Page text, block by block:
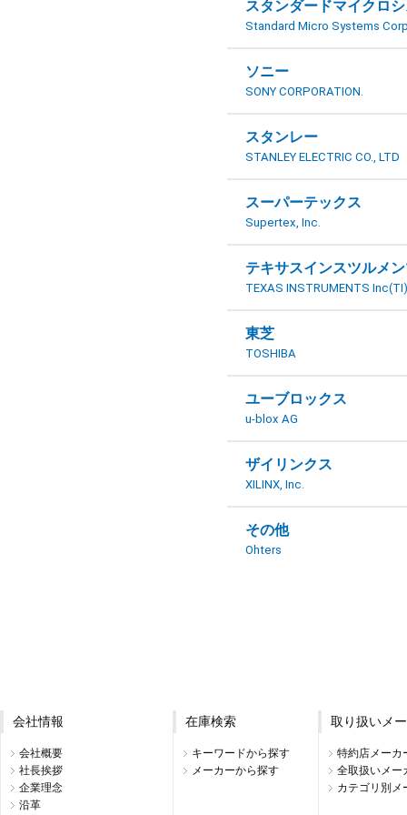
スタンダードマイクロ
Standard Micro Systems
ソニー
SONY CORPORATION.
スタンレー
STANLEY ELECTRIC CO., LTD
スーパーテックス
Supertex, Inc.
テキサスインスツルメ
TEXAS INSTRUMENTS Inc(TI)
東芝
TOSHIBA
ユーブロックス
u-blox AG
ザイリンクス
XILINX, Inc.
その他
Ohters
会社情報
会社概要
社長挨拶
企業理念
沿革
在庫検索
キーワードから探す
メーカーから探す
取り扱いメ
特約店メーカ
全取扱いメー
カテゴリ別メ